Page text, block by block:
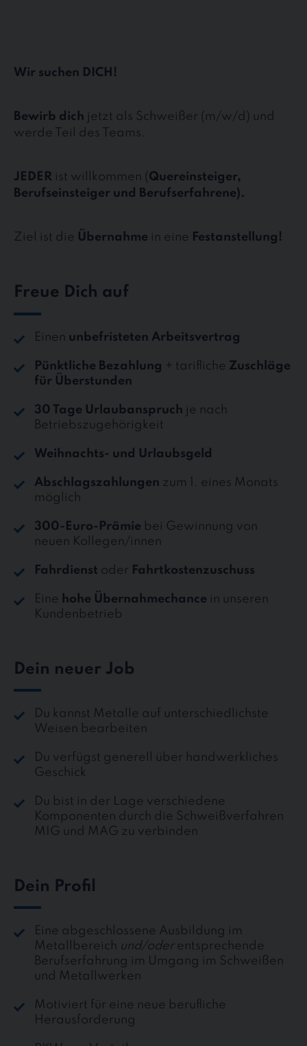
Wir suchen DICH!
Bewirb dich jetzt als Schweißer (m/w/d) und
werde Teil des Teams.
JEDER ist willkommen (Quereinsteiger,
Berufseinsteiger und Berufserfahrene).
Ziel ist die Übernahme in eine Festanstellung!
Freue Dich auf
Einen unbefristeten Arbeitsvertrag
Pünktliche Bezahlung + tarifliche Zuschläge
für Überstunden
30 Tage Urlaubanspruch je nach
Betriebszugehörigkeit
Weihnachts- und Urlaubsgeld
Abschlagszahlungen zum 1. eines Monats
möglich
300-Euro-Prämie bei Gewinnung von
neuen Kollegen/innen
Fahrdienst oder Fahrtkostenzuschuss
Eine hohe Übernahmechance in unseren
Kundenbetrieb
Dein neuer Job
Du kannst Metalle auf unterschiedlichste
Weisen bearbeiten
Du verfügst generell über handwerkliches
Geschick
Du bist in der Lage verschiedene
Komponenten durch die Schweißverfahren
MIG und MAG zu verbinden
Dein Profil
Eine abgeschlossene Ausbildung im
Metallbereich und/oder entsprechende
Berufserfahrung im Umgang im Schweißen
und Metallwerken
Motiviert für eine neue berufliche
Herausforderung